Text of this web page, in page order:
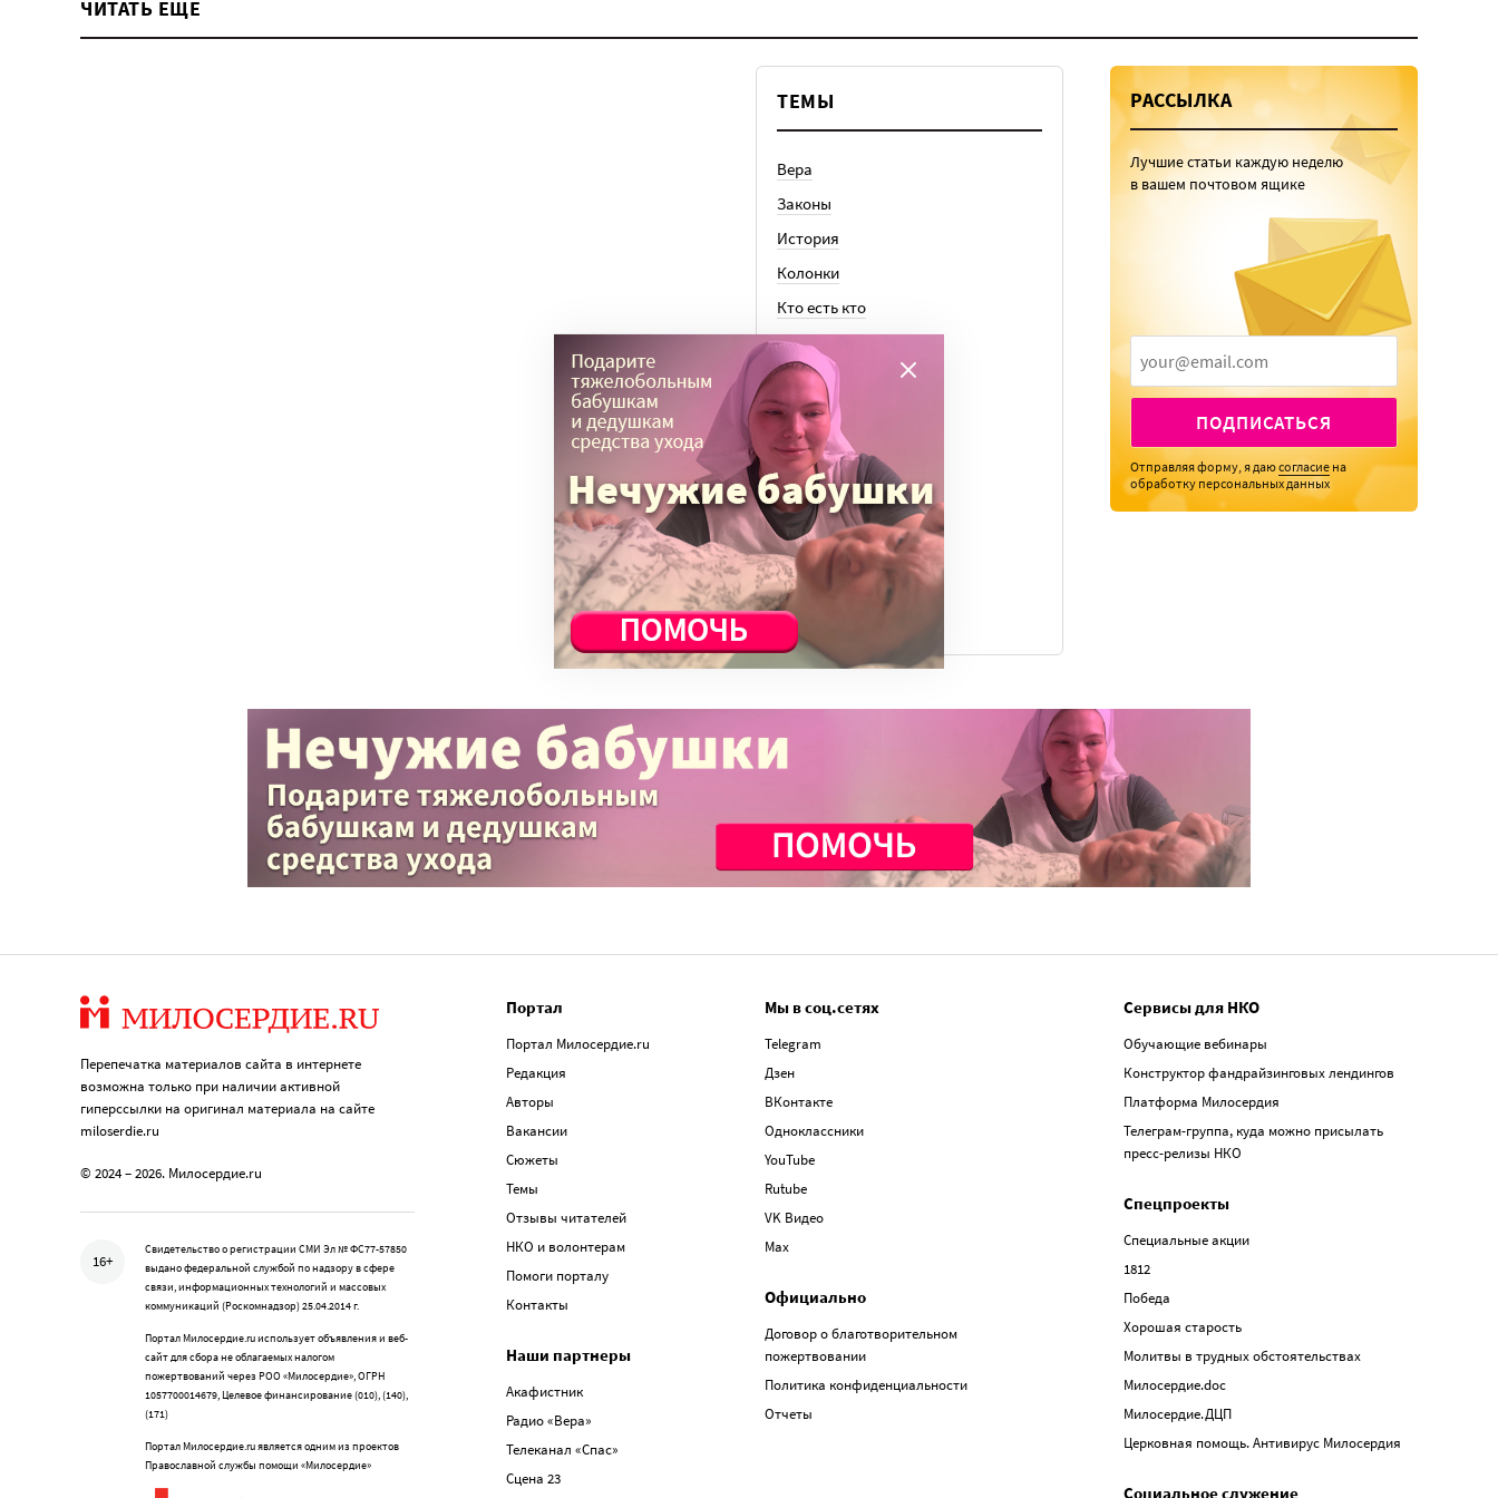
ЧИТАТЬ ЕЩЕ
ТЕМЫ
Вера
Законы
История
Колонки
Кто есть кто
Личный опыт
Медицина
Ноу-хау
Общество
Отдых
Семья
События
ВСЕ СТАТЬИ
РАССЫЛКА
Лучшие статьи каждую неделю
в вашем почтовом ящике
ПОДПИСАТЬСЯ
Отправляя форму, я даюсогласие на
обработку персональных данных
Перепечатка материалов сайта в интернете
возможна только при наличии активной
гиперссылки на оригинал материала на сайте
miloserdie.ru
© 2024 – 2026. Милосердие.ru
16+
Свидетельство о регистрации СМИ Эл № ФС77-57850
выдано федеральной службой по надзору в сфере
связи, информационных технологий и массовых
коммуникаций (Роскомнадзор) 25.04.2014 г.
Портал Милосердие.ru использует объявления и веб-
сайт для сбора не облагаемых налогом
пожертвований через РОО «Милосердие», ОГРН
1057700014679, Целевое финансирование (010), (140),
(171)
Портал Милосердие.ru является одним из проектов
Православной службы помощи «Милосердие»
Портал
Портал Милосердие.ru
Редакция
Авторы
Вакансии
Сюжеты
Темы
Отзывы читателей
НКО и волонтерам
Помоги порталу
Контакты
Наши партнеры
Акафистник
Радио «Вера»
Телеканал «Спас»
Сцена 23
Мы в соц.сетях
Telegram
Дзен
ВКонтакте
Одноклассники
YouTube
Rutube
VK Видео
Max
Официально
Договор о благотворительном
пожертвовании
Политика конфиденциальности
Отчеты
Сервисы для НКО
Обучающие вебинары
Конструктор фандрайзинговых лендингов
Платформа Милосердия
Телеграм-группа, куда можно присылать
пресс-релизы НКО
Спецпроекты
Специальные акции
1812
Победа
Хорошая старость
Молитвы в трудных обстоятельствах
Милосердие.doc
Милосердие.ДЦП
Церковная помощь. Антивирус Милосердия
Социальное служение